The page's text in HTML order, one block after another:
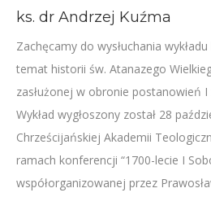
ks. dr Andrzej Kuźma
Zachęcamy do wysłuchania
temat historii św. Atanazego
zasłużonej w obronie postanowień
Wykład wygłoszony został 28
Chrześcijańskiej Akademii
ramach konferencji “1700-lecie I
współorganizowanej przez